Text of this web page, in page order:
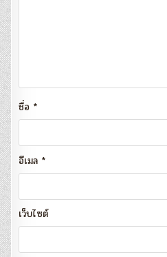
ชื่อ *
อีเมล *
เว็บไซต์